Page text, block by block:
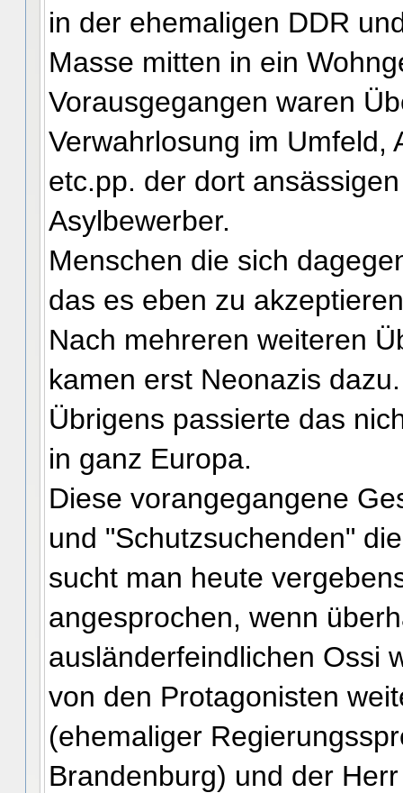
in der ehemaligen DDR
Masse mitten in ein
Vorausgegangen waren
Verwahrlosung im Umfeld,
etc.pp. der dort
Asylbewerber.
Menschen die sich
das es eben zu
Nach mehreren weiteren
kamen erst Neonazis dazu.
Übrigens passierte das
in ganz Europa.
Diese vorangegangene
und "Schutzsuchenden"
sucht man heute
angesprochen, wenn
ausländerfeindlichen Ossi
von den Protagonisten
(ehemaliger
Brandenburg) und der